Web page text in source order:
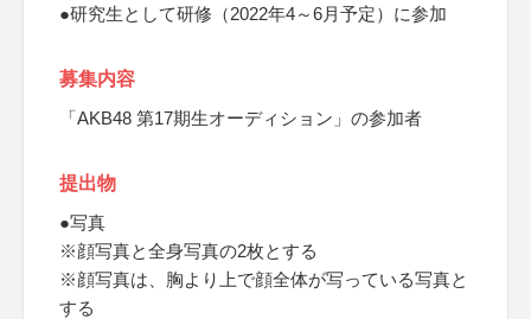
●研究生として研修（2022年4～6月予定）に参加
募集内容
「AKB48 第17期生オーディション」の参加者
提出物
●写真
※顔写真と全身写真の2枚とする
※顔写真は、胸より上で顔全体が写っている写真と
する